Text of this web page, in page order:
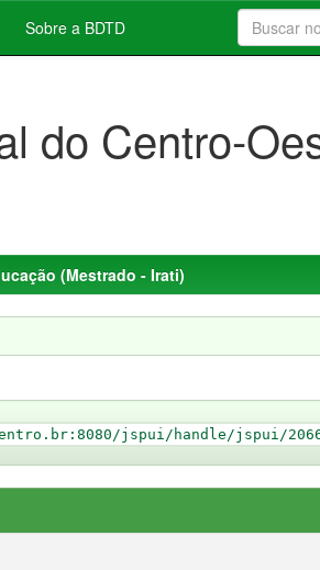
Sobre a BDTD
do Centro-
(Mestrado - Irati)
jspui/handle/jspui/